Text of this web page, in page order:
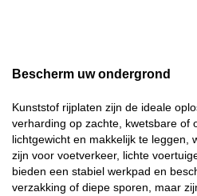
Bescherm uw ondergrond
Kunststof rijplaten zijn de ideale
verharding op zachte, kwetsbare of
lichtgewicht en makkelijk te leggen,
zijn voor voetverkeer, lichte
bieden een stabiel werkpad en
verzakking of diepe sporen, maar